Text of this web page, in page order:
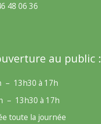
48 06 36
au public :
– 13h30 à 17h
– 13h30 à 17h
toute la journée